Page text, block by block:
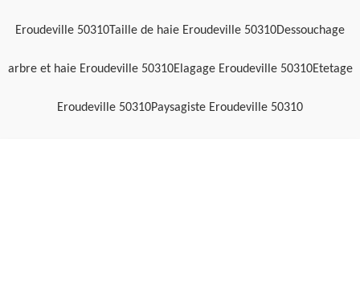
Eroudeville 50310Taille de haie Eroudeville 50310Dessouchage
arbre et haie Eroudeville 50310Elagage Eroudeville 50310Etetage
Eroudeville 50310Paysagiste Eroudeville 50310